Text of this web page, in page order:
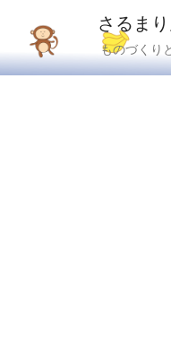
さるま
ものづくり